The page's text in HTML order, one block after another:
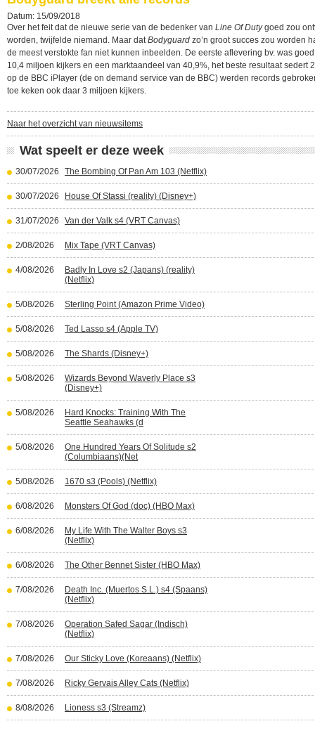
Datum: 15/09/2018
Over het feit dat de nieuwe serie van de bedenker van Line Of Dutygoed zou
worden, twijfelde niemand. Maar datBodyguard zo’n groot succes zou worden
de meest verstokte fan niet kunnen inbeelden. De eerste aflevering bv. was
10,4 miljoen kijkers en een marktaandeel van 40,9%, het beste resultaat sedert
op de BBC iPlayer (de on demand service van de BBC) werden records
toe keken ook daar 3 miljoen kijkers.
Naar het overzicht van nieuwsitems
Wat speelt er deze week
30/07/2026 The Bombing Of Pan Am 103 (Netflix)
30/07/2026 House Of Stassi (reality) (Disney+)
31/07/2026 Van der Valk s4 (VRT Canvas)
2/08/2026 Mix Tape (VRT Canvas)
4/08/2026
Badly In Love s2 (Japans) (reality)
(Netflix)
5/08/2026 Sterling Point (Amazon Prime Video)
5/08/2026 Ted Lasso s4 (Apple TV)
5/08/2026 The Shards (Disney+)
5/08/2026
Wizards Beyond Waverly Place s3
(Disney+)
5/08/2026
Hard Knocks: Training With The
Seattle Seahawks (d
5/08/2026
One Hundred Years Of Solitude s2
(Columbiaans)(Net
5/08/2026 1670 s3 (Pools) (Netflix)
6/08/2026 Monsters Of God (doc) (HBO Max)
6/08/2026
My Life With The Walter Boys s3
(Netflix)
6/08/2026 The Other Bennet Sister (HBO Max)
7/08/2026
Death Inc. (Muertos S.L.) s4 (Spaans)
(Netflix)
7/08/2026
Operation Safed Sagar (Indisch)
(Netflix)
7/08/2026 Our Sticky Love (Koreaans) (Netflix)
7/08/2026 Ricky Gervais Alley Cats (Netflix)
8/08/2026 Lioness s3 (Streamz)